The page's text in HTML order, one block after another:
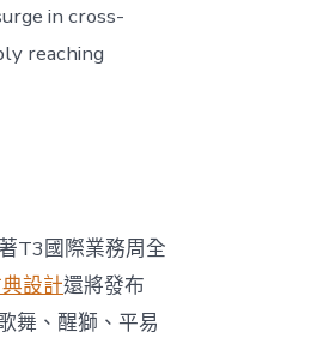
in cross-
reaching
T3國際業務周全
設計還將發布
舞、醒獅、平易